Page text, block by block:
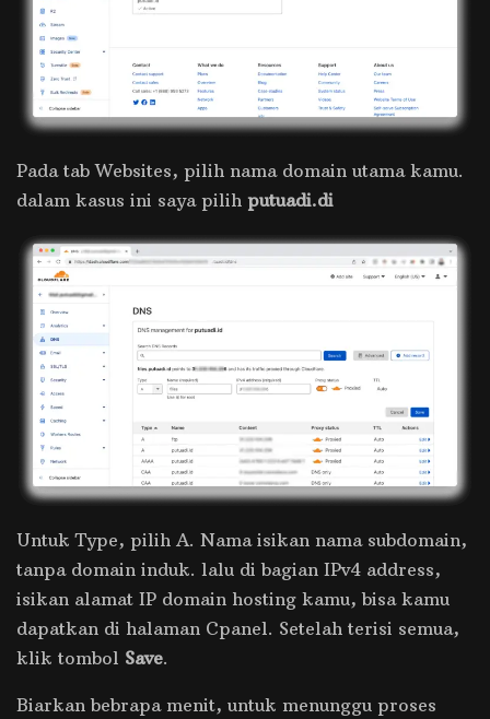
Pada tab Websites, pilih nama domain utama kamu.
dalam kasus ini saya pilih putuadi.di
Untuk Type, pilih A. Nama isikan nama subdomain,
tanpa domain induk. lalu di bagian IPv4 address,
isikan alamat IP domain hosting kamu, bisa kamu
dapatkan di halaman Cpanel. Setelah terisi semua,
klik tombol Save.
Biarkan bebrapa menit, untuk menunggu proses